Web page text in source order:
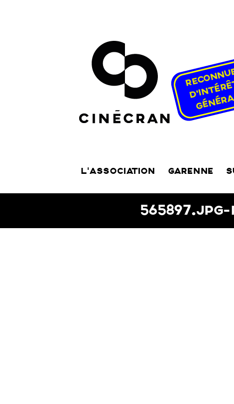
L’ASSOCIATION GARENNE